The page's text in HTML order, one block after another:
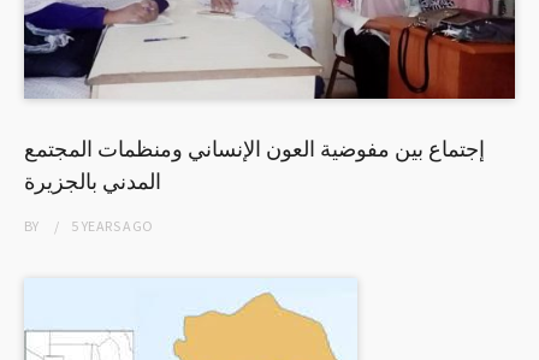
إجتماع بين مفوضية العون الإنساني ومنظمات المجتمع
المدني بالجزيرة
BY 5 YEARSAGO